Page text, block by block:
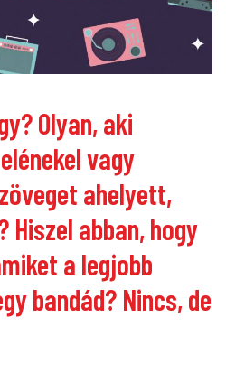
Olyan, aki
vagy
ahelyett,
Hiszel abban, hogy
a legjobb
bandád? Nincs, de